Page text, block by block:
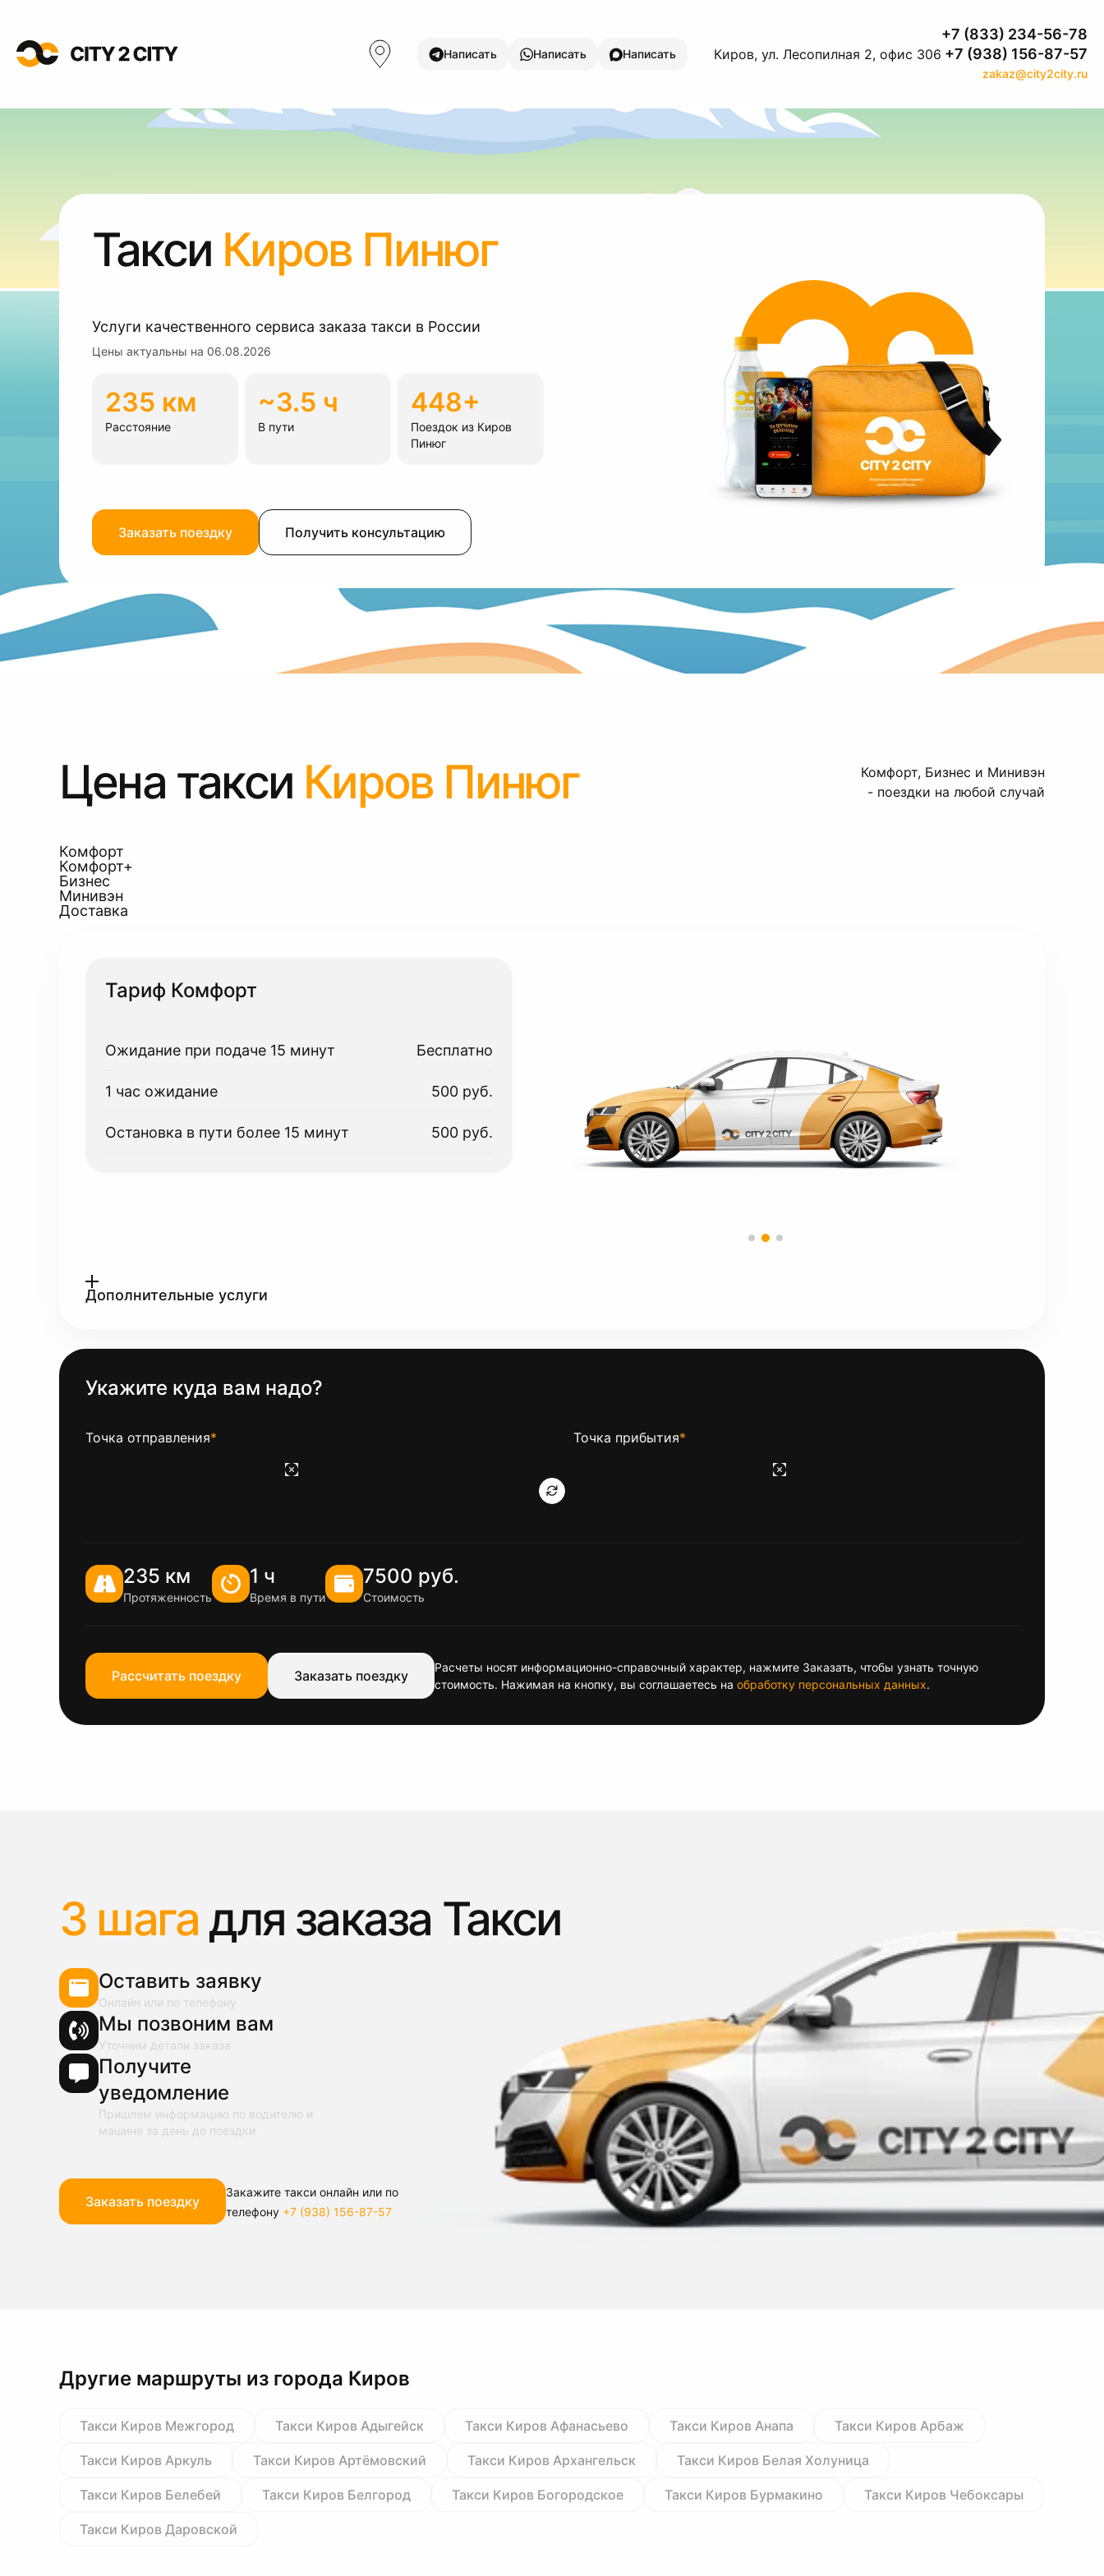
Написать Написать Написать Киров, ул. Лесопилная 2, офис 306
+7 (833) 234-56-78
+7 (938) 156-87-57
zakaz@city2city.ru
Такси Киров Пинюг
Услуги качественного сервиса заказа такси в России
Цены актуальны на 06.08.2026
235 км
Расстояние
~3.5 ч
В пути
448+
Поездок из Киров
Пинюг
Заказать поездку Получить консультацию
Цена такси Киров Пинюг
Комфорт, Бизнес и Минивэн
- поездки на любой случай
Комфорт
Комфорт+
Бизнес
Минивэн
Доставка
Тариф Комфорт
Ожидание при подаче 15 минут Бесплатно
1 час ожидание 500 руб.
Остановка в пути более 15 минут 500 руб.
Дополнительные услуги
Укажите куда вам надо?
Точка отправления* Точка прибытия*
235 км
Протяженность
1 ч
Время в пути
7500 руб.
Стоимость
Рассчитать поездку Заказать поездку
Расчеты носят информационно-справочный характер, нажмите Заказать, чтобы узнать точную
стоимость. Нажимая на кнопку, вы соглашаетесь на обработку персональных данных.
3 шага для заказа Такси
Оставить заявку
Онлайн или по телефону
Мы позвоним вам
Уточним детали заказа
Получите
уведомление
Пришлем информацию по водителю и
машине за день до поездки
Заказать поездку
Закажите такси онлайн или по
телефону +7 (938) 156-87-57
Другие маршруты из города Киров
Такси Киров Межгород Такси Киров Адыгейск Такси Киров Афанасьево Такси Киров Анапа Такси Киров Арбаж
Такси Киров Аркуль Такси Киров Артёмовский Такси Киров Архангельск Такси Киров Белая Холуница
Такси Киров Белебей Такси Киров Белгород Такси Киров Богородское Такси Киров Бурмакино Такси Киров Чебоксары
Такси Киров Даровской